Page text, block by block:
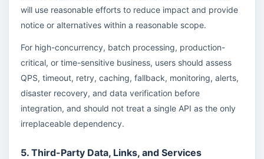
will use reasonable efforts to reduce impact and provide
notice or alternatives within a reasonable scope.
For high-concurrency, batch processing, production-
critical, or time-sensitive business, users should assess
QPS, timeout, retry, caching, fallback, monitoring, alerts,
disaster recovery, and data verification before
integration, and should not treat a single API as the only
irreplaceable dependency.
5. Third-Party Data, Links, and Services